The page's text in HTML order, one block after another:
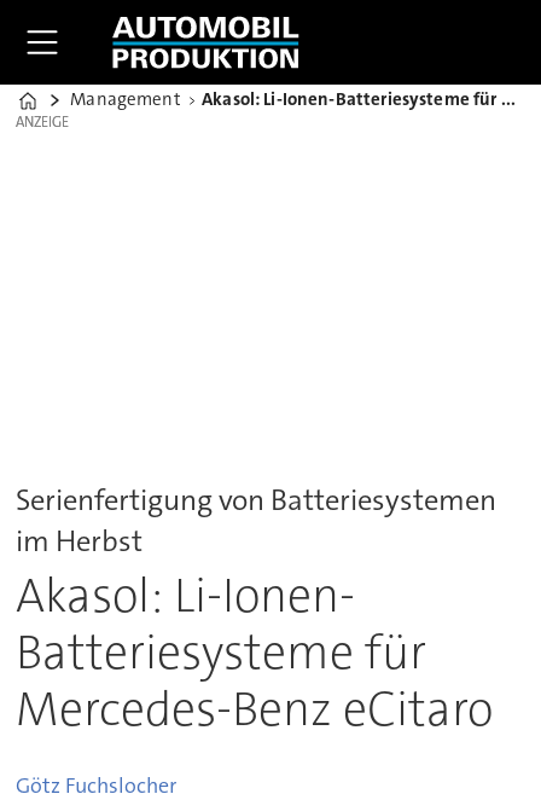
Home
Management Akasol: Li-Ionen-Batteriesysteme für Mercedes-Benz eCitaro
ANZEIGE
ANZEIGE
Serienfertigung von Batteriesystemen
im Herbst
Akasol: Li-Ionen-
Batteriesysteme für
Mercedes-Benz eCitaro
Götz Fuchslocher